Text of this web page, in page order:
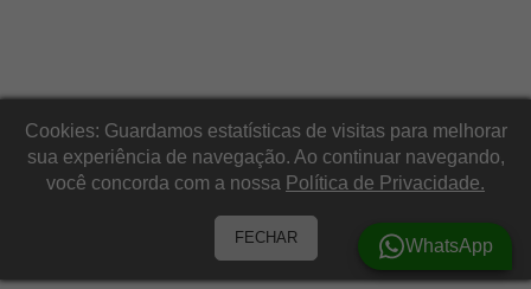
Cookies: Guardamos estatísticas de visitas para melhorar
sua experiência de navegação. Ao continuar navegando,
você concorda com a nossa Política de Privacidade.
FECHAR WhatsApp